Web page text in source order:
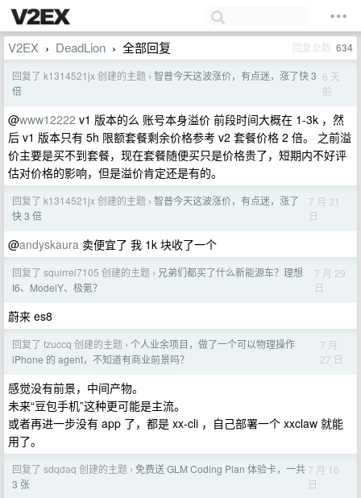
V2EX › DeadLion › 全部回复 回复总数 634
回复了 k1314521jx 创建的主题 › 智普今天这波涨价，有点迷，涨了快 3
倍
6 天
前
@www12222 v1 版本的么 账号本身溢价 前段时间大概在 1-3k ，然
后 v1 版本只有 5h 限额套餐剩余价格参考 v2 套餐价格 2 倍。 之前溢
价主要是买不到套餐，现在套餐随便买只是价格贵了，短期内不好评
估对价格的影响，但是溢价肯定还是有的。
回复了 k1314521jx 创建的主题 › 智普今天这波涨价，有点迷，涨了
快 3 倍
7 月 31
日
@andyskaura 卖便宜了 我 1k 块收了一个
回复了 squirrel7105 创建的主题 › 兄弟们都买了什么新能源车？理想
I6、ModelY、极氪？
7 月 29
日
蔚来 es8
回复了 fzuccq 创建的主题 › 个人业余项目，做了一个可以物理操作
iPhone 的 agent，不知道有商业前景吗？
7 月
27 日
感觉没有前景，中间产物。
未来“豆包手机”这种更可能是主流。
或者再进一步没有 app 了，都是 xx-cli ，自己部署一个 xxclaw 就能
用了。
回复了 sdqdaq 创建的主题 › 免费送 GLM Coding Plan 体验卡，一共
3 张
7 月 16
日